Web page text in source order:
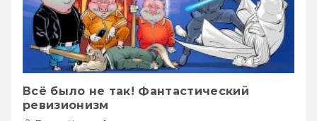
Всё было не так! Фантастический
ревизионизм